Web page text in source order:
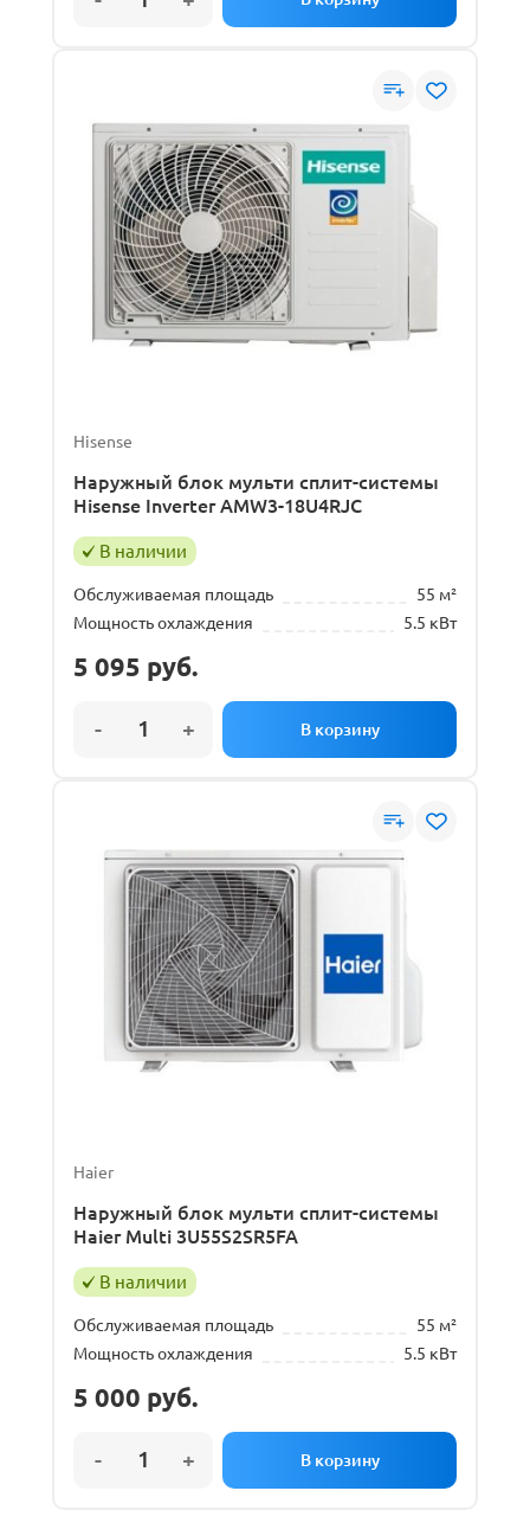
Hisense
Наружный блок мульти сплит-системы
Hisense Inverter AMW3-18U4RJC
В наличии
Обслуживаемая площадь
55 м²
Мощность охлаждения
5.5 кВт
5 095 руб.
Haier
Наружный блок мульти сплит-системы
Haier Multi 3U55S2SR5FA
В наличии
Обслуживаемая площадь
55 м²
Мощность охлаждения
5.5 кВт
5 000 руб.